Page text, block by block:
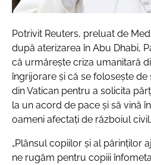
Potrivit Reuters, preluat de
după aterizarea în Abu Dhabi,
că urmărește criza umanitară
îngrijorare și că se folosește
din Vatican pentru a solicita
la un acord de pace și să vină
oameni afectați de războiul civil.
„Plânsul copiilor și al părinților
ne rugăm pentru copiii